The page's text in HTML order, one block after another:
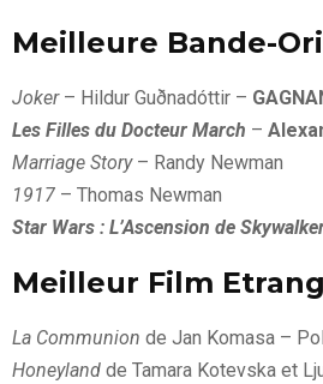
Meilleure Bande-
Joker– Hildur Guðnadóttir –
Les Filles du Docteur March –
Marriage Story– Randy Newman
1917 – Thomas Newman
Star Wars : L’Ascension de
Meilleur Film
La Communion de Jan Komasa –
Honeyland de Tamara Kotevska et